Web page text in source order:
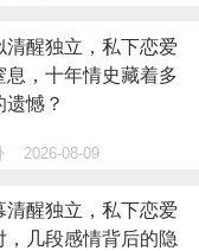
清醒独立，私下恋爱
息，十年情史藏着多
遗憾？
2026-08-09
清醒独立，私下恋爱
，几段感情背后的隐